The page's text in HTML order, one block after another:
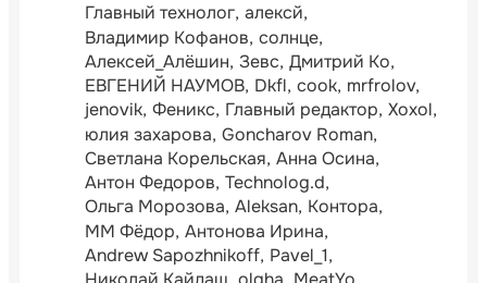
Главный технолог алексй
Владимир Кофанов солнце
Алексей_Алёшин Зевс Дмитрий Ко
ЕВГЕНИЙ НАУМОВ Dkfl cook mrfrolov
jenovik Феникс Главный редактор Xoxol
юлия захарова Goncharov Roman
Светлана Корельская Анна Осина
Антон Федоров Technolog.d
Ольга Морозова Aleksan Контора
ММ Фёдор Антонова Ирина
Andrew Sapozhnikoff Pavel_1